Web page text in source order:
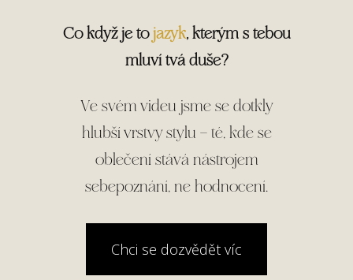
Co když je tojazyk, kterým s tebou
mluví tvá duše?
Ve svém videu jsme se dotkly
hlubší vrstvy stylu – té, kde se
oblečení stává nástrojem
sebepoznání, ne hodnocení.
Chci se dozvědět víc